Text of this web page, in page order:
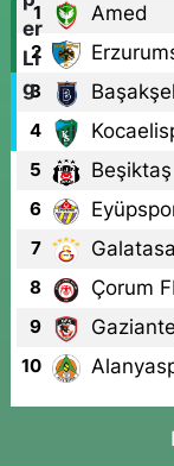
1 Amed
2
3
4
5 Beşiktaş
6
7
8 Çorum
9
10